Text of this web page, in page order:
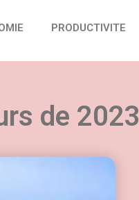
PRODUCTIVITE
de 2023